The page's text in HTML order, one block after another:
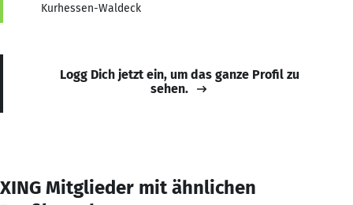
Kurhessen-Waldeck
Logg Dich jetzt ein, um das ganze Profil zu
sehen.
XING Mitglieder mit ähnlichen